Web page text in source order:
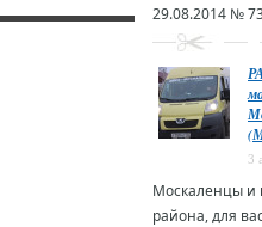
29.08.2014 №
3
Москаленцы и
района, для